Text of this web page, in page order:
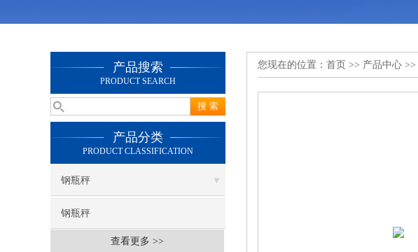
产品搜索
PRODUCT SEARCH
产品分类
PRODUCT CLASSIFICATION
钢瓶秤
钢瓶秤
查看更多 >>
您现在的位置： 首页 >> 产品中心 >>